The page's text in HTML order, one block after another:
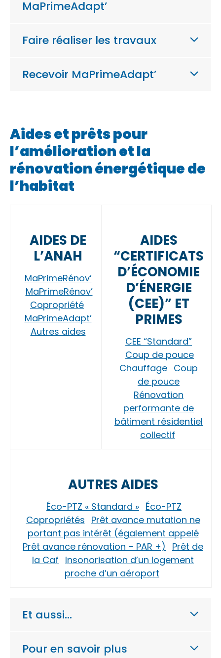
MaPrimeAdapt’
Faire réaliser les travaux
Recevoir MaPrimeAdapt’
Aides et prêts pour
l’amélioration et la
rénovation énergétique de
l’habitat
AIDES DE
L’ANAH
MaPrimeRénov’
MaPrimeRénov’
Copropriété
MaPrimeAdapt’
Autres aides
AIDES
“CERTIFICATS
D’ÉCONOMIE
D’ÉNERGIE
(CEE)” ET
PRIMES
CEE “Standard”
Coup de pouce
Chauffage Coup
de pouce
Rénovation
performante de
bâtiment résidentiel
collectif
AUTRES AIDES
Éco-PTZ « Standard » Éco-PTZ
Copropriétés Prêt avance mutation ne
portant pas intérêt (également appelé
Prêt avance rénovation – PAR +)
Prêt de
la Caf Insonorisation d’un logement
proche d’un aéroport
Et aussi…
Pour en savoir plus